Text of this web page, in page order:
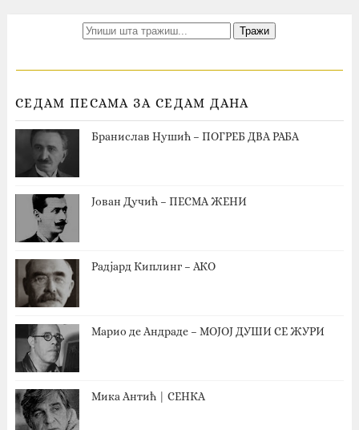
СЕДАМ ПЕСАМА ЗА СЕДАМ ДАНА
Бранислав Нушић – ПОГРЕБ ДВА РАБА
Јован Дучић – ПЕСМА ЖЕНИ
Радјард Киплинг – АКО
Марио де Андраде – МОЈОЈ ДУШИ СЕ ЖУРИ
Мика Антић | СЕНКА